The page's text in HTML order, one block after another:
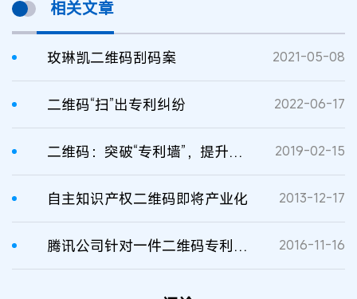
相关文章
玫琳凯二维码刮码案 2021-05-08
二维码“扫”出专利纠纷 2022-06-17
二维码：突破“专利墙”，提升话语权 2019-02-15
自主知识产权二维码即将产业化 2013-12-17
腾讯公司针对一件二维码专利提出无效宣告请求 2016-11-16